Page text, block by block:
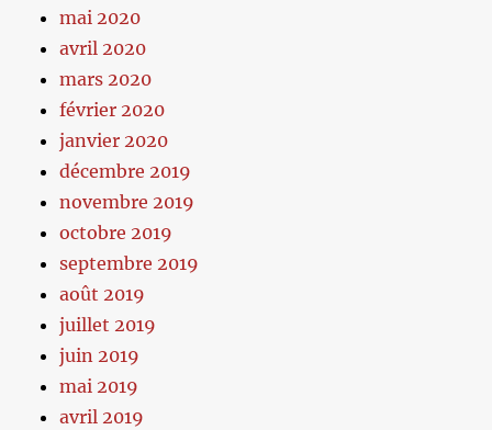
mai 2020
avril 2020
mars 2020
février 2020
janvier 2020
décembre 2019
novembre 2019
octobre 2019
septembre 2019
août 2019
juillet 2019
juin 2019
mai 2019
avril 2019